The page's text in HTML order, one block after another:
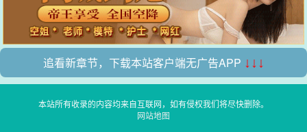
追看新章节，下载本站客户端无广告APP ↓↓↓
本站所有收录的内容均来自互联网，如有侵权我们将尽快删除。
网站地图